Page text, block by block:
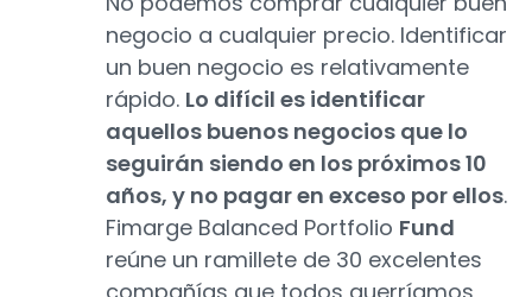
negocio a cualquier precio. Identificar
un buen negocio es relativamente
rápido. Lo difícil es identificar
aquellos buenos negocios que lo
seguirán siendo en los próximos 10
años, y no pagar en exceso por ellos.
Fimarge Balanced Portfolio Fund
reúne un ramillete de 30 excelentes